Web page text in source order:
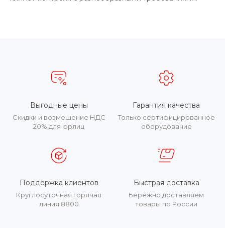
Выгодные цены
Скидки и возмещение НДС
20% для юрлиц
Гарантия качества
Только сертифицированное
оборудование
Поддержка клиентов
Круглосуточная горячая
линия 8800
Быстрая доставка
Бережно доставляем
товары по России